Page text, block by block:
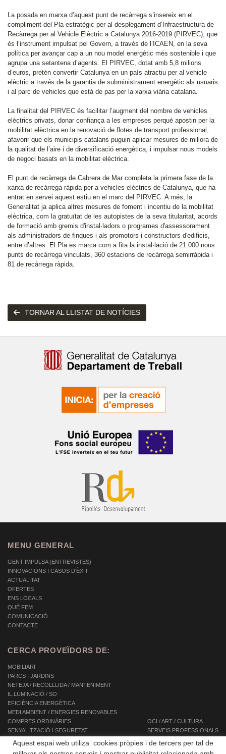
La posada en marxa d’aquest punt de recàrrega s’insereix en el
compliment del Pla estratègic per al desplegament d’Infraestructura de
Recàrrega per al Vehicle Elèctric a Catalunya 2016-2019 (PIRVEC), que
és l’instrument impulsat pel Govern, a través de l’ICAEN, en la seva
política per avançar cap a un nou model energètic més sostenible i que
agrupa una setantena d’agents. El PIRVEC, dotat amb 5,8 milions
d’euros, pretén convertir Catalunya en un país atractiu per al vehicle
elèctric a través de la garantia de subministrament energètic als usuaris
i al parc de vehicles que està de pas per la xarxa viària catalana.
La finalitat del PIRVEC és facilitar l’augment del nombre de vehicles
elèctrics privats, donar confiança a les empreses perquè apostin per la
mobilitat elèctrica en la renovació de flotes de transport professional,
afavorir que els municipis catalans puguin aplicar mesures de millora de
la qualitat de l’aire i de diversificació energètica, i impulsar nous models
de negoci basats en la mobilitat elèctrica.
El punt de recàrrega de Cabrera de Mar completa la primera fase de la
xarxa de recàrrega ràpida per a vehicles elèctrics de Catalunya, que ha
entrat en servei aquest estiu en el marc del PIRVEC. A més, la
Generalitat ja aplica altres mesures de foment i incentiu de la mobilitat
elèctrica, com la gratuïtat de les autopistes de la seva titularitat, acords
de formació amb gremis d'instal·ladors o programes d'assessorament
als administradors de finques i als promotors i constructors d'edificis,
entre d’altres. El Pla es marca com a fita la instal·lació de 21.000 nous
punts de recàrrega vinculats, 360 estacions de recàrrega semirràpida i
81 de recàrrega ràpida.
TORNAR AL LLISTAT DE NOTÍCIES
MENU GENERAL
GENT IMPULSA (ENTREVISTES)
INNOVACIONS I CASOS D'ÈXIT
ACTUALITAT
OFERTES
ENS LOCALS
QUÈ FEM
COMUNICACIÓ
CONTACTE
CERCA PROVEÏDORS DE:
MOBILIARI
PARCS I JARDINS
NETEJA / RECOLLLIDA / MANTENIMENT
IL.LUMINACIÓ / SO
EFICIÈNCIA ENERGÈTICA
MEDI AMBIENT / ENERGIES RENOVABLES
COMPRES ORDINÀRIES
SENYALITZACIÓ I SEGURETAT
INFORMÀTICA / TIC / TELECOMUNICACIONS
AUTOMOCIÓ / TRANSPORT / MOBILITAT
OCI / ART / CULTURA
SERVEIS PROFESSIONALS
SERVEIS INTEGRALS
SERVEIS A LES PERSONES
Aquest espai web utiliza cookies pròpies i de tercers per tal de